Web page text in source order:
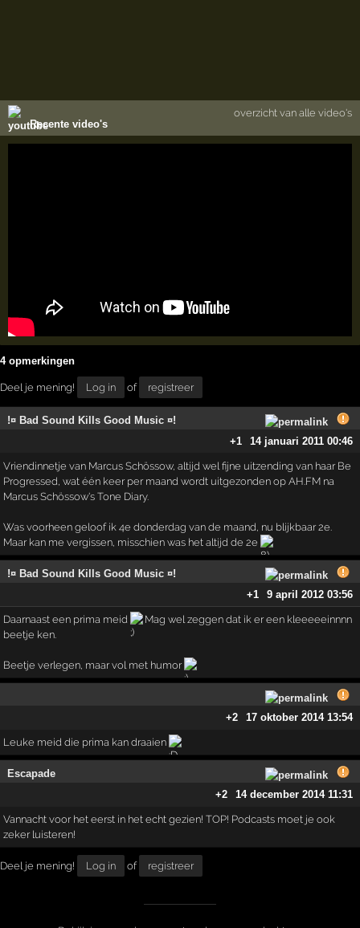
Recente video's
overzicht van alle video's
4 opmerkingen
Deel je mening! Log in of registreer
!¤ Bad Sound Kills Good Music ¤!
+1
14 januari 2011 00:46
Vriendinnetje van Marcus Schössow, altijd wel fijne uitzending van haar Be
Progressed, wat één keer per maand wordt uitgezonden op AH.FM na
Marcus Schössow's Tone Diary.
Was voorheen geloof ik 4e donderdag van de maand, nu blijkbaar 2e.
Maar kan me vergissen, misschien was het altijd de 2e
!¤ Bad Sound Kills Good Music ¤!
+1
9 april 2012 03:56
Daarnaast een prima meid
Mag wel zeggen dat ik er een kleeeeeinnnn
beetje ken.
Beetje verlegen, maar vol met humor
+2 17 oktober 2014 13:54
Leuke meid die prima kan draaien
Escapade
+2
14 december 2014 11:31
Vannacht voor het eerst in het echt gezien! TOP! Podcasts moet je ook
zeker luisteren!
Deel je mening! Log in of registreer